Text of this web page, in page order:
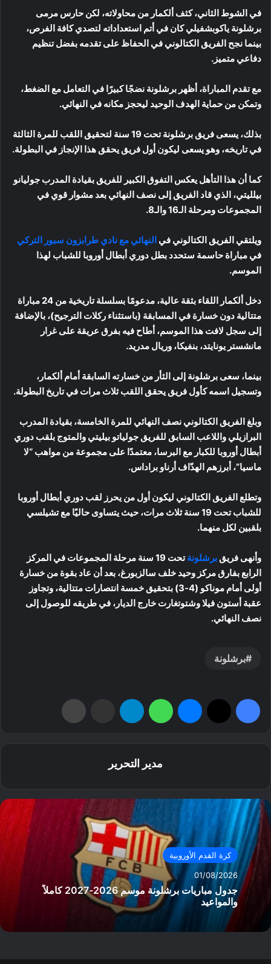
في الشوط الثاني، كثف ألكمار من محاولاته، لكن حارس مرمى
برشلونة ياكوبشفيلي كان في أتم استعداداته لتصدي كافة الفرص،
بينما نجح الفريق الكتالوني في الحفاظ على تقدمه بفضل تنظيم
دفاعي متميز.
مع تقدم المباراة، أظهر برشلونة نضجًا كبيرًا في التعامل مع الضغط،
وتمكن من حماية الهدف الوحيد ليحجز مكانه في النهائي.
بذلك، يسعى فريق برشلونة تحت 19 سنة لتحقيق اللقب للمرة الثالثة
في تاريخه، وهو يسعى ليكون أول فريق يحقق هذا الإنجاز في البطولة.
كما أن هذا التأهل يعكس التفوق الكبير للفريق بقيادة المدرب جوليانو
بيلليتي، الذي قاد الفريق إلى نصف النهائي بعد مشوار قوي في
المجموعات ومرحلة الـ16 والـ8.
ويلتقي الفريق الكتالوني في النهائي مع نادي طرابزون سبور التركي
في مباراة حاسمة ستحدد بطل دوري أبطال أوروبا للشباب لهذا
الموسم.
دخل ألكمار اللقاء بثقة عالية، مدعومًا بسلسلة تاريخية من 24 مباراة
متتالية دون خسارة في المسابقة (باستثناء ركلات الترجيح)، بالإضافة
إلى سجل لافت هذا الموسم، أطاح فيه بفرق عريقة على غرار
مانشستر يونايتد، بنفيكا، وريال مدريد.
بينما، سعى برشلونة إلى الثأر من خسارته السابقة أمام ألكمار،
وتسجيل اسمه كأول فريق يحقق اللقب ثلاث مرات في تاريخ البطولة.
وبلغ الفريق الكتالوني نصف النهائي للمرة الخامسة، بقيادة المدرب
البرازيلي واللاعب السابق للفريق جولياتو بيليتي والمتوج بلقب دوري
أبطال أوروبا للكبار مع البرسا، معتمدًا على مجموعة من مواهب “لا
ماسيا”، أبرزهم الهدّاف أرناو براداس.
وتطلع الفريق الكتالوني ليكون أول من يحرز لقب دوري أبطال أوروبا
للشباب تحت 19 سنة ثلاث مرات، حيث يتساوى حاليًا مع تشيلسي
بلقبين لكل منهما.
وأنهى فريقبرشلونة
تحت 19 سنة مرحلة المجموعات في المركز
الرابع بفارق مركز وحيد خلف سالزبورغ، بعد أن عاد بقوة من خسارة
أولى أمام موناكو (4-3) بتحقيق خمسة انتصارات متتالية، وتجاوز
عقبة أستون فيلا وشتوتغارت خارج الديار، في طريقه للوصول إلى
نصف النهائي.
برشلونة
مدير التحرير
كرة القدم الأوروبية
01/08/2026
جدول مباريات برشلونة موسم 2026-2027 كاملاً
والمواعيد